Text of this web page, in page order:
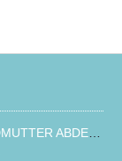
LKW RADMUTTER ABDECKKAPPEN SECHSKANT KAPPEN FELGEN BOLZENABDECKUNGEN CHROM 32MM